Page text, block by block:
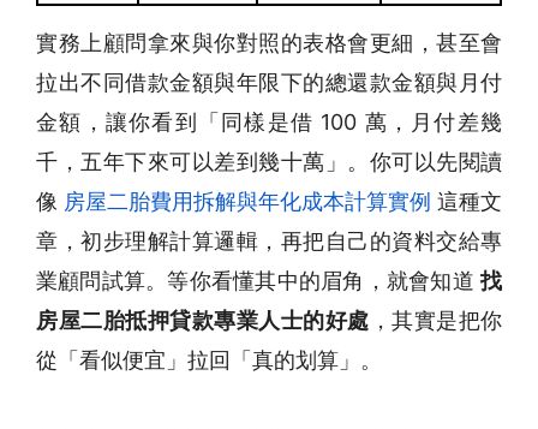
實務上顧問拿來與你對照的表格會更細，甚至會
拉出不同借款金額與年限下的總還款金額與月付
金額，讓你看到「同樣是借 100 萬，月付差幾
千，五年下來可以差到幾十萬」。你可以先閱讀
像 房屋二胎費用拆解與年化成本計算實例 這種文
章，初步理解計算邏輯，再把自己的資料交給專
業顧問試算。等你看懂其中的眉角，就會知道找
房屋二胎抵押貸款專業人士的好處 ，其實是把你
從「看似便宜」拉回「真的划算」。